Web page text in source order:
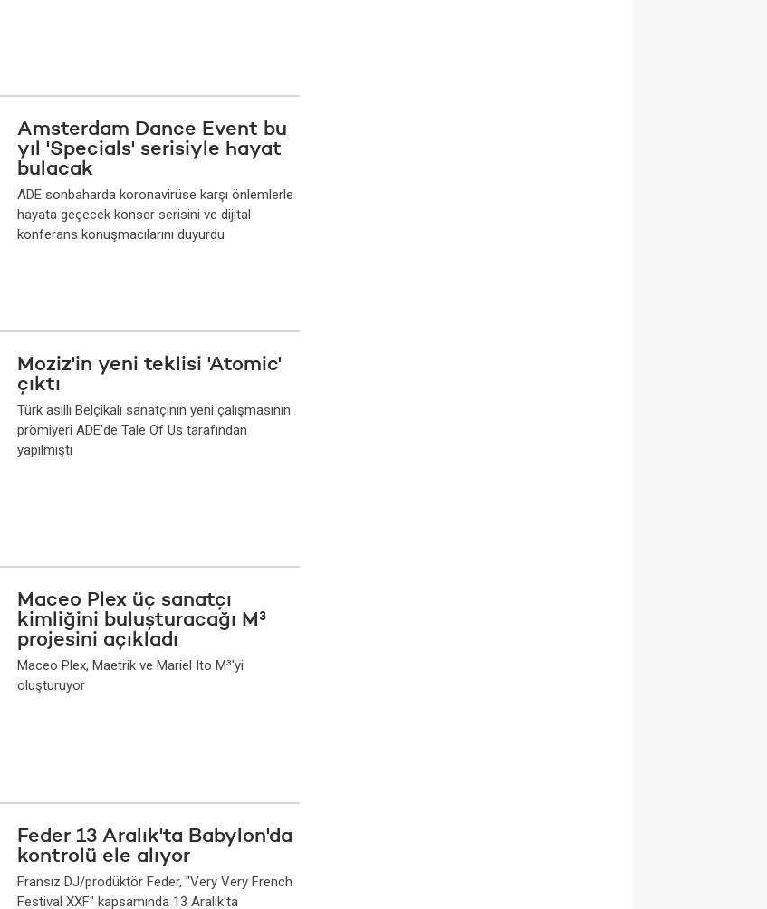
Amsterdam Dance Event bu
yıl 'Specials' serisiyle hayat
bulacak
ADE sonbaharda koronavirüse karşı önlemlerle
hayata geçecek konser serisini ve dijital
konferans konuşmacılarını duyurdu
Moziz'in yeni teklisi 'Atomic'
çıktı
Türk asıllı Belçikalı sanatçının yeni çalışmasının
prömiyeri ADE'de Tale Of Us tarafından
yapılmıştı
Maceo Plex üç sanatçı
kimliğini buluşturacağı M³
projesini açıkladı
Maceo Plex, Maetrik ve Mariel Ito M³'yi
oluşturuyor
Feder 13 Aralık'ta Babylon'da
kontrolü ele alıyor
Fransız DJ/prodüktör Feder, "Very Very French
Festival XXF" kapsamında 13 Aralık'ta